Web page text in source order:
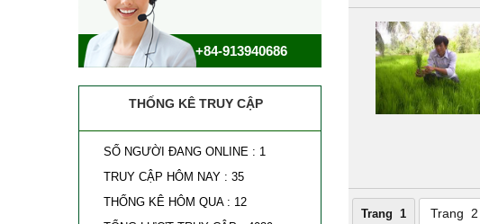
+84-913940686
THỐNG KÊ TRUY CẬP
SỐ NGƯỜI ĐANG ONLINE : 1
TRUY CẬP HÔM NAY : 35
THỐNG KÊ HÔM QUA : 12
Trang 1 Trang 2